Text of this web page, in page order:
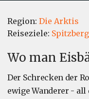
Region: Die Arktis
Reiseziele:
Wo man
Der Schrecken der
ewige Wanderer - all